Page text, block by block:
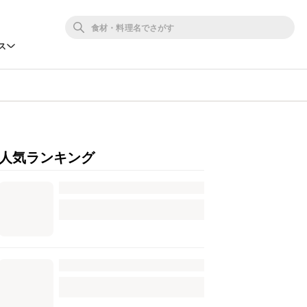
人気ランキング